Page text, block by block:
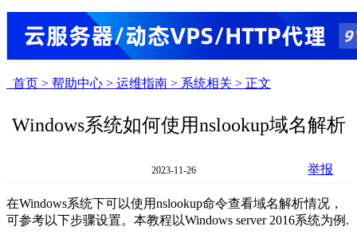
首页 > 帮助中心 > 运维指南 > 系统相关 > 正文
Windows系统如何使用nslookup域名解析
2023-11-26 举报
在Windows系统下可以使用nslookup命令查看域名解析情况，
可参考以下步骤设置。本教程以Windows server 2016系统为例.